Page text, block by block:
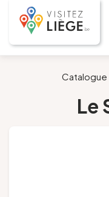
Comme un Liégeois
Catalogue
Le